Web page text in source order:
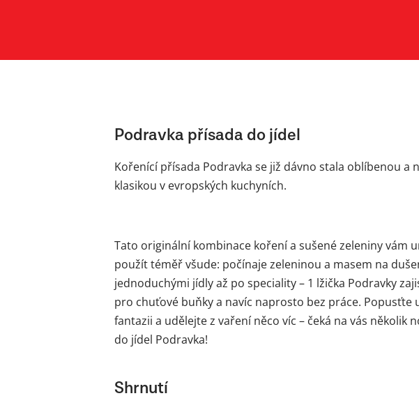
Podravka přísada do jídel
Kořenící přísada Podravka se již dávno stala oblíbenou a
klasikou v evropských kuchyních.
Tato originální kombinace koření a sušené zeleniny vám
použít téměř všude: počínaje zeleninou a masem na
jednoduchými jídly až po speciality – 1 lžička Podravky
pro chuťové buňky a navíc naprosto bez práce. Popusťte
fantazii a udělejte z vaření něco víc – čeká na vás několik
do jídel Podravka!
Shrnutí